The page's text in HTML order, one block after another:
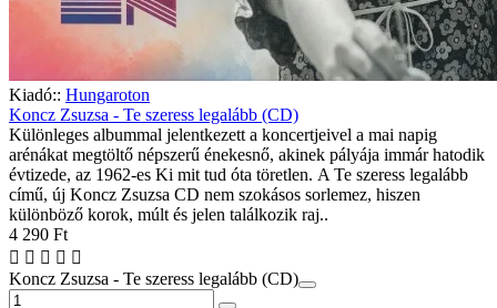
Kiadó:: Hungaroton
Koncz Zsuzsa - Te szeress legalább (CD)
Különleges albummal jelentkezett a koncertjeivel a mai napig
arénákat megtöltő népszerű énekesnő, akinek pályája immár hatodik
évtizede, az 1962-es Ki mit tud óta töretlen. A Te szeress legalább
című, új Koncz Zsuzsa CD nem szokásos sorlemez, hiszen
különböző korok, múlt és jelen találkozik raj..
4 290 Ft
Koncz Zsuzsa - Te szeress legalább (CD)